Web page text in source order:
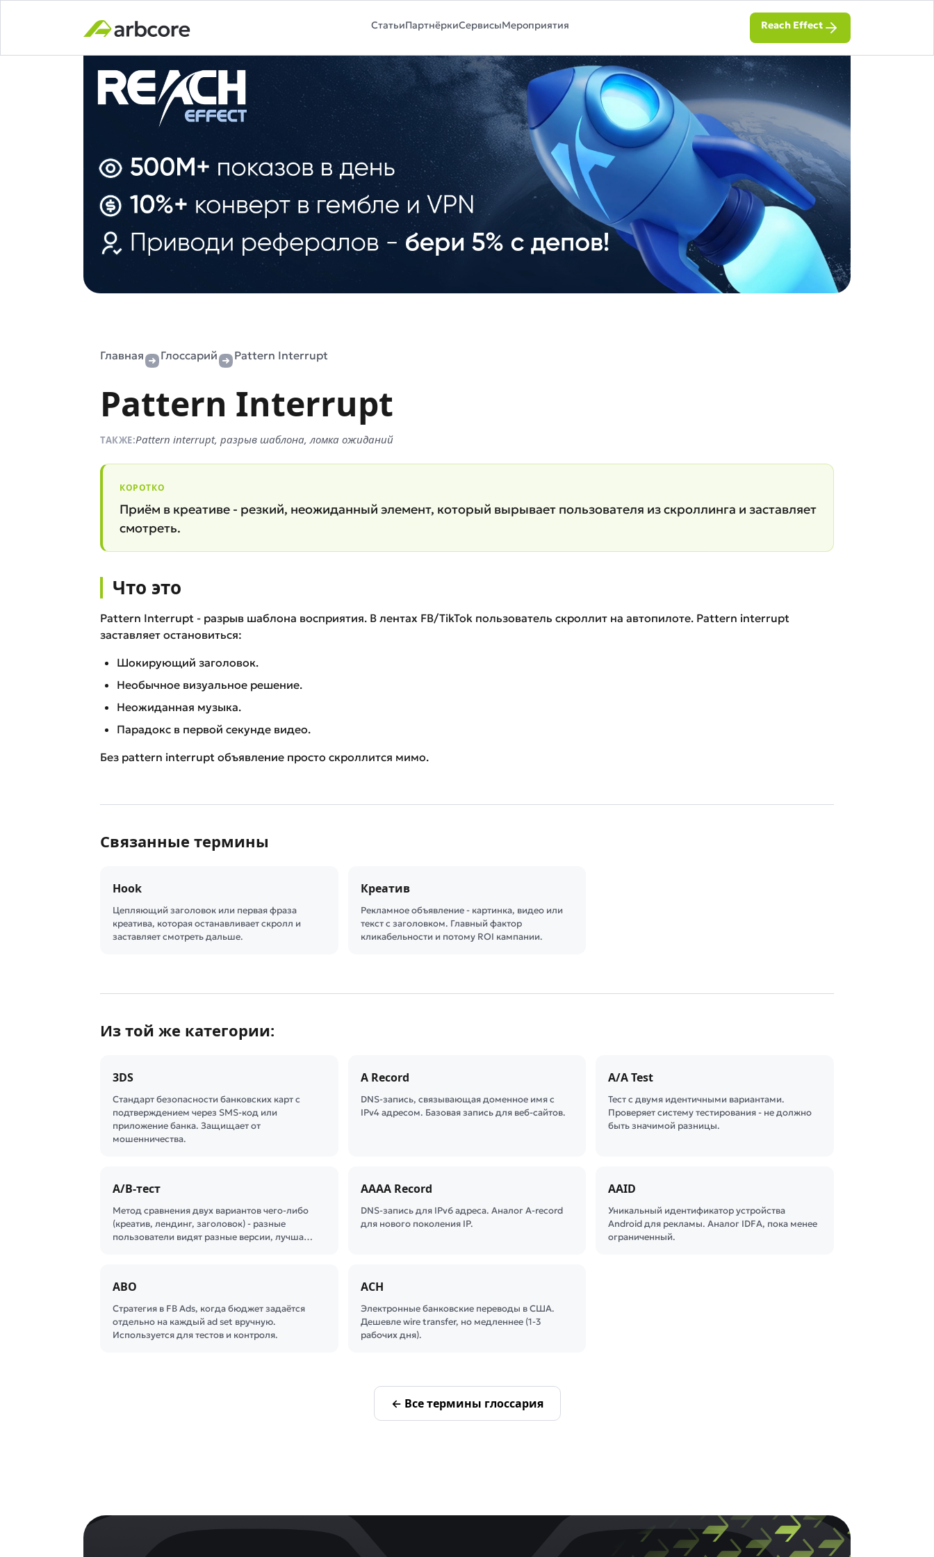
СтатьиПартнёркиСервисыМероприятия Reach Effect
Главная Глоссарий Pattern Interrupt
Pattern Interrupt
ТАКЖЕ:Pattern interrupt, разрыв шаблона, ломка ожиданий
КОРОТКО
Приём в креативе - резкий, неожиданный элемент, который вырывает пользователя из скроллинга и заставляет
смотреть.
Что это
Pattern Interrupt - разрыв шаблона восприятия. В лентах FB/TikTok пользователь скроллит на автопилоте. Pattern interrupt
заставляет остановиться:
Шокирующий заголовок.
Необычное визуальное решение.
Неожиданная музыка.
Парадокс в первой секунде видео.
Без pattern interrupt объявление просто скроллится мимо.
Связанные термины
Hook
Цепляющий заголовок или первая фраза
креатива, которая останавливает скролл и
заставляет смотреть дальше.
Креатив
Рекламное объявление - картинка, видео или
текст с заголовком. Главный фактор
кликабельности и потому ROI кампании.
Из той же категории:
3DS
Стандарт безопасности банковских карт с
подтверждением через SMS-код или
приложение банка. Защищает от
мошенничества.
A Record
DNS-запись, связывающая доменное имя с
IPv4 адресом. Базовая запись для веб-сайтов.
A/A Test
Тест с двумя идентичными вариантами.
Проверяет систему тестирования - не должно
быть значимой разницы.
A/B-тест
Метод сравнения двух вариантов чего-либо
(креатив, лендинг, заголовок) - разные
пользователи видят разные версии, лучша…
AAAA Record
DNS-запись для IPv6 адреса. Аналог A-record
для нового поколения IP.
AAID
Уникальный идентификатор устройства
Android для рекламы. Аналог IDFA, пока менее
ограниченный.
ABO
Стратегия в FB Ads, когда бюджет задаётся
отдельно на каждый ad set вручную.
Используется для тестов и контроля.
ACH
Электронные банковские переводы в США.
Дешевле wire transfer, но медленнее (1-3
рабочих дня).
← Все термины глоссария